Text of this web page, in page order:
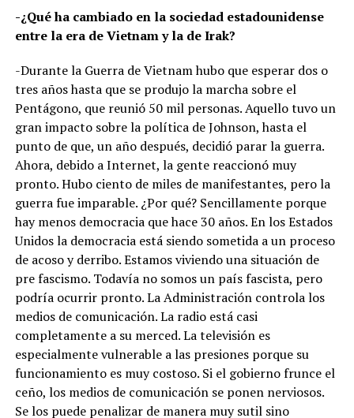
-¿Qué ha cambiado en la sociedad estadounidense
entre la era de Vietnam y la de Irak?
-Durante la Guerra de Vietnam hubo que esperar dos o
tres años hasta que se produjo la marcha sobre el
Pentágono, que reunió 50 mil personas. Aquello tuvo un
gran impacto sobre la política de Johnson, hasta el
punto de que, un año después, decidió parar la guerra.
Ahora, debido a Internet, la gente reaccionó muy
pronto. Hubo ciento de miles de manifestantes, pero la
guerra fue imparable. ¿Por qué? Sencillamente porque
hay menos democracia que hace 30 años. En los Estados
Unidos la democracia está siendo sometida a un proceso
de acoso y derribo. Estamos viviendo una situación de
pre fascismo. Todavía no somos un país fascista, pero
podría ocurrir pronto. La Administración controla los
medios de comunicación. La radio está casi
completamente a su merced. La televisión es
especialmente vulnerable a las presiones porque su
funcionamiento es muy costoso. Si el gobierno frunce el
ceño, los medios de comunicación se ponen nerviosos.
Se los puede penalizar de manera muy sutil sino